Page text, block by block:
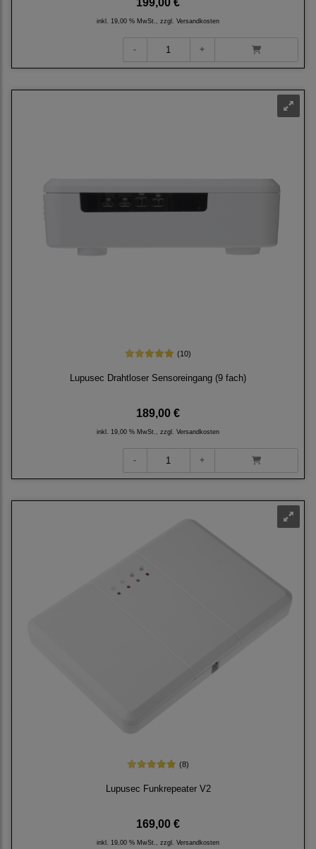
inkl. 19,00 % MwSt., zzgl. Versandkosten
(10)
Lupusec Drahtloser Sensoreingang (9 fach)
189,00 €
inkl. 19,00 % MwSt., zzgl. Versandkosten
(8)
Lupusec Funkrepeater V2
169,00 €
inkl. 19,00 % MwSt., zzgl. Versandkosten